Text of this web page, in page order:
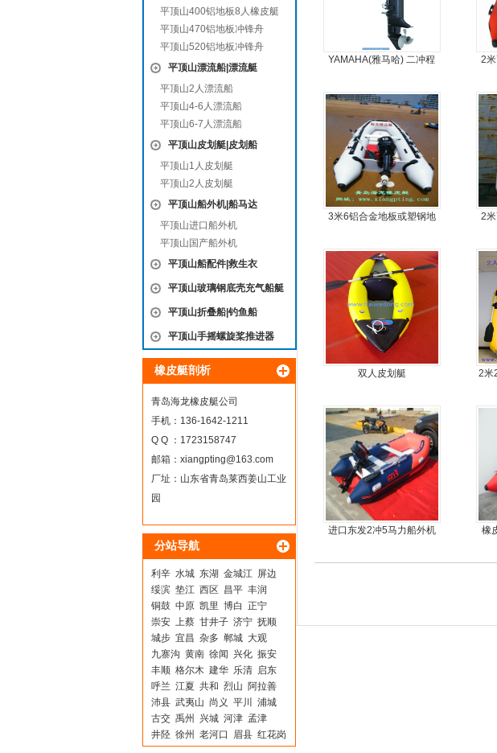
平顶山400铝地板8人橡皮艇
平顶山470铝地板冲锋舟
平顶山520铝地板冲锋舟
平顶山漂流船|漂流艇
平顶山2人漂流船
平顶山4-6人漂流船
平顶山6-7人漂流船
平顶山皮划艇|皮划船
平顶山1人皮划艇
平顶山2人皮划艇
平顶山船外机|船马达
平顶山进口船外机
平顶山国产船外机
平顶山船配件|救生衣
平顶山玻璃钢底壳充气船艇
平顶山折叠船|钓鱼船
平顶山手摇螺旋桨推进器
橡皮艇剖析
青岛海龙橡皮艇公司
手机：136-1642-1211
Q Q ：1723158747
邮箱： xiangpting@163.com
厂址：山东省青岛莱西姜山工业
园
分站导航
利辛 水城 东湖 金城江 屏边
绥滨 垫江 西区 昌平 丰润
铜鼓 中原 凯里 博白 正宁
崇安 上蔡 甘井子 济宁 抚顺
城步 宜昌 杂多 郸城 大观
九寨沟 黄南 徐闻 兴化 振安
丰顺 格尔木 建华 乐清 启东
呼兰 江夏 共和 烈山 阿拉善
沛县 武夷山 尚义 平川
浦城
古交 禹州 兴城 河津 孟津
井陉 徐州 老河口 眉县 红花岗
YAMAHA(雅马哈) 二冲程
2
3米6铝合金地板或塑钢地
舟，动力艇
2
双人皮划艇
2米
进口东发2冲5马力船外机
橡